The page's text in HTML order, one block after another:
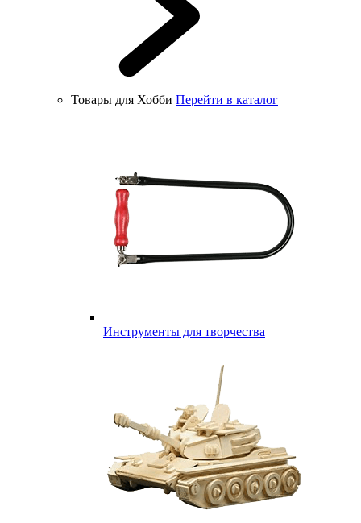
Товары для Хобби Перейти в каталог
Инструменты для творчества